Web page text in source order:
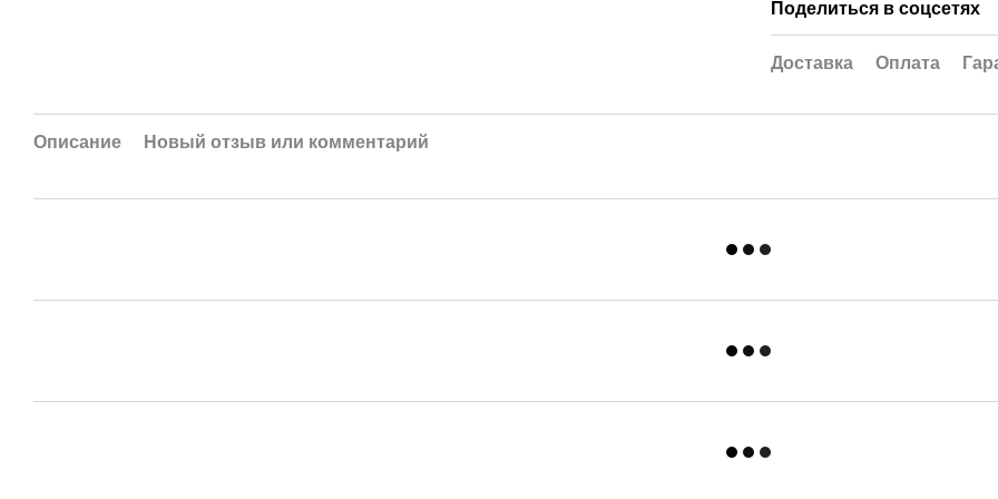
Поделиться в соцсетях
Доставка Оплата
Описание Новый отзыв или комментарий